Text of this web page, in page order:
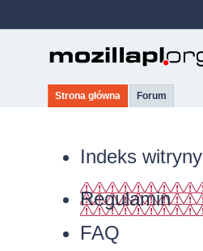
Strona główna Forum
Indeks witryny
Regulamin
FAQ